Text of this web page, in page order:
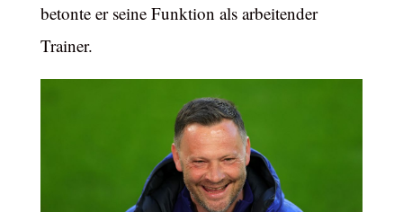
betonte er seine Funktion als arbeitender
Trainer.